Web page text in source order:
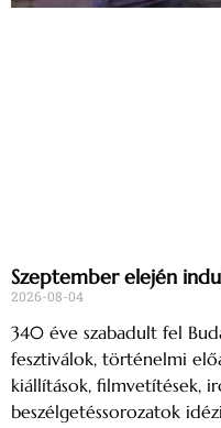
Szeptember elején
2026-08-04
340 éve szabadult fel
fesztiválok, történelmi
kiállítások, filmvetítések,
beszélgetéssorozatok